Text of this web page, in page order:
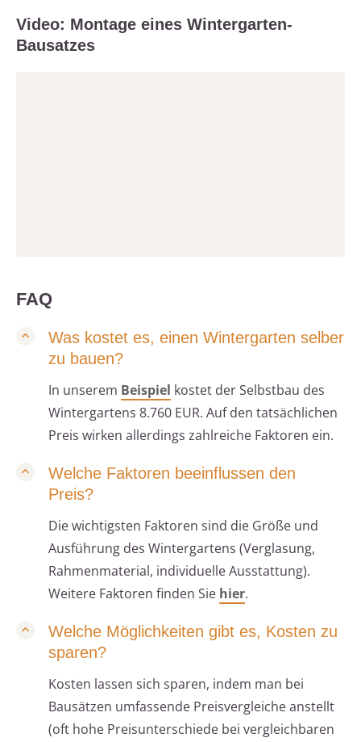
Video: Montage eines Wintergarten-
Bausatzes
FAQ
Was kostet es, einen Wintergarten selber
zu bauen?
In unserem Beispiel kostet der Selbstbau des
Wintergartens 8.760 EUR. Auf den tatsächlichen
Preis wirken allerdings zahlreiche Faktoren ein.
Welche Faktoren beeinflussen den
Preis?
Die wichtigsten Faktoren sind die Größe und
Ausführung des Wintergartens (Verglasung,
Rahmenmaterial, individuelle Ausstattung).
Weitere Faktoren finden Sie hier.
Welche Möglichkeiten gibt es, Kosten zu
sparen?
Kosten lassen sich sparen, indem man bei
Bausätzen umfassende Preisvergleiche anstellt
(oft hohe Preisunterschiede bei vergleichbaren